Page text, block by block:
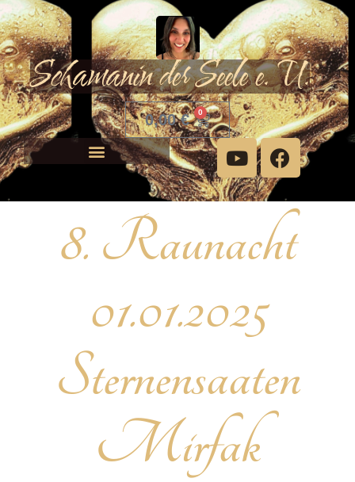
Schamanin der Seele e. U.
0,00€ 0
8. Raunacht
01.01.2025
Sternensaaten
Mirfak